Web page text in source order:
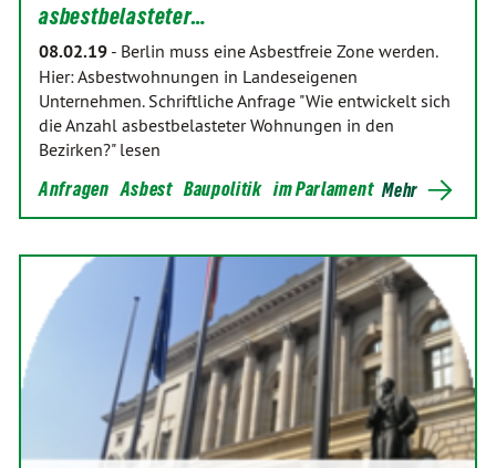
asbestbelasteter…
08.02.19 - Berlin muss eine Asbestfreie Zone werden.
Hier: Asbestwohnungen in Landeseigenen
Unternehmen. Schriftliche Anfrage "Wie entwickelt sich
die Anzahl asbestbelasteter Wohnungen in den
Bezirken?" lesen
Anfragen Asbest Baupolitik im Parlament Mehr